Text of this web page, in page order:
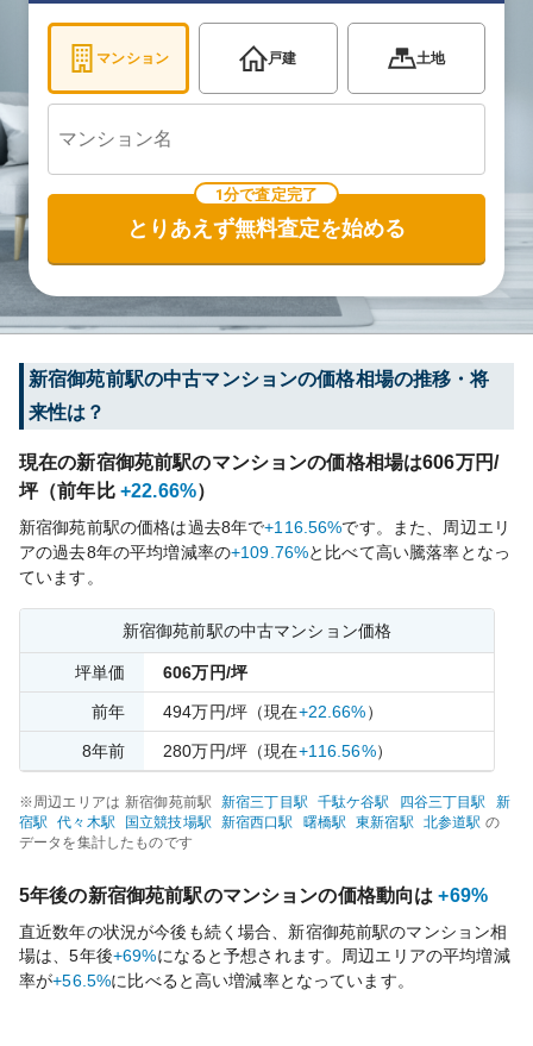
マンション 戸建 土地
1分で査定完了
とりあえず無料査定を始める
新宿御苑前駅の中古マンションの価格相場の推移・将
来性は？
現在の新宿御苑前駅のマンションの価格相場は606万円/
坪（前年比 +22.66%）
新宿御苑前駅の価格は過去8年で+116.56%です。
また、周辺エリ
アの過去8年の平均増減率の+109.76%と比べて高い騰落率となっ
ています。
新宿御苑前駅の中古マンション価格
坪単価 606万円/坪
前年 494万円/坪 （現在+22.66%）
8年前 280万円/坪 （現在+116.56%）
※周辺エリアは 新宿御苑前駅 新宿三丁目駅 千駄ケ谷駅 四谷三丁目駅
新
宿駅 代々木駅 国立競技場駅 新宿西口駅 曙橋駅 東新宿駅 北参道駅 の
データを集計したものです
5年後の新宿御苑前駅のマンションの価格動向は +69%
直近数年の状況が今後も続く場合、 新宿御苑前駅のマンション相
場は、5年後+69%になると予想されます。周辺エリアの平均増減
率が+56.5%に比べると高い増減率となっています。